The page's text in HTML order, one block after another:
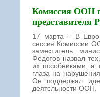
Комиссия ООН
представителя
17 марта – В
сессия Комиссии
заместитель
Федотов назвал
их пособниками, а
глаза на
Он поддержал
деятельности ООН.